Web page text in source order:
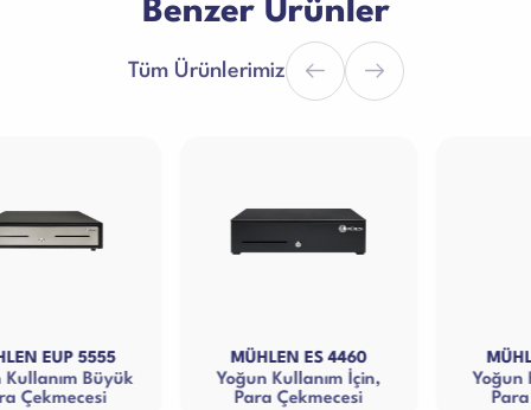
Benzer Ürünler
Tüm Ürünlerimiz
MÜHLEN ES 4460
Yoğun Kullanım İçin,
Para Çekmecesi
MÜHLEN DS 3362
Yoğun Kullanım İçin,
Para Çekmecesi